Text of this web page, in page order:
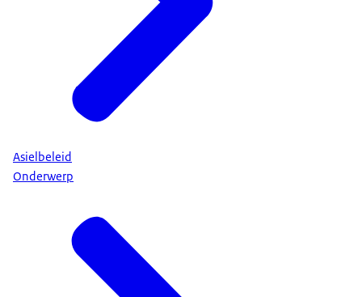
Asielbeleid
Onderwerp